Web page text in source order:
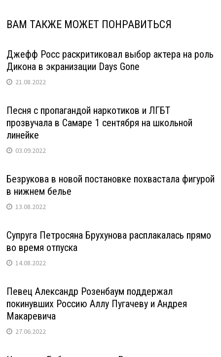
ВАМ ТАКЖЕ МОЖЕТ ПОНРАВИТЬСЯ
Джефф Росс раскритиковал выбор актера на роль
Дикона в экранизации Days Gone
21.08.2022
Песня с пропагандой наркотиков и ЛГБТ
прозвучала в Самаре 1 сентября на школьной
линейке
03.09.2022
Безрукова в новой постановке похвастала фигурой
в нижнем белье
13.08.2022
Супруга Петросяна Брухунова расплакалась прямо
во время отпуска
14.08.2022
Певец Александр Розенбаум поддержал
покинувших Россию Аллу Пугачеву и Андрея
Макаревича
27.06.2022